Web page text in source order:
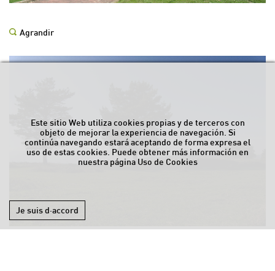
Este sitio Web utiliza cookies propias y de terceros con
objeto de mejorar la experiencia de navegación. Si
continúa navegando estará aceptando de forma expresa el
uso de estas cookies. Puede obtener más información en
nuestra página Uso de Cookies
Je suis d·accord
Agrandir